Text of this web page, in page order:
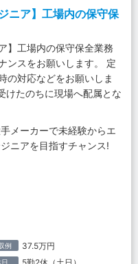
ニア】工場内の保守保
】工場内の保守保全業務
ンスをお願いします。 定
の対応などをお願いしま
けたのちに現場へ配属とな
メーカーで未経験からエ
ジニアを目指すチャンス!
例 37.5万円